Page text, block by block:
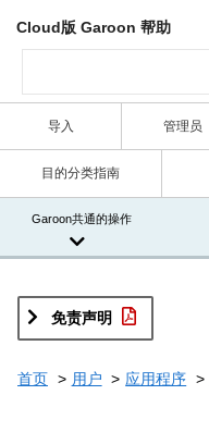
Cloud版 Garoon 帮助
导入 管理员
目的分类指南
Garoon共通的操作
免责声明
首页 用户 应用程序